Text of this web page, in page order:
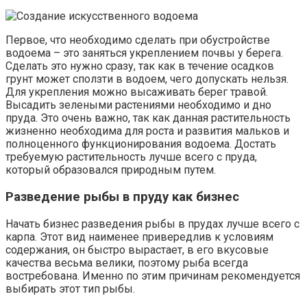
Первое, что необходимо сделать при обустройстве
водоема – это заняться укреплением почвы у берега.
Сделать это нужно сразу, так как в течение осадков
грунт может сползти в водоем, чего допускать нельзя.
Для укрепления можно высаживать берег травой.
Высадить зелеными растениями необходимо и дно
пруда. Это очень важно, так как данная растительность
жизненно необходима для роста и развития мальков и
полноценного функционирования водоема. Достать
требуемую растительность лучше всего с пруда,
который образовался природным путем.
Разведение рыбы в пруду как бизнес
Начать бизнес разведения рыбы в прудах лучше всего с
карпа. Этот вид наименее привередлив к условиям
содержания, он быстро вырастает, в его вкусовые
качества весьма велики, поэтому рыба всегда
востребована. Именно по этим причинам рекомендуется
выбирать этот тип рыбы.